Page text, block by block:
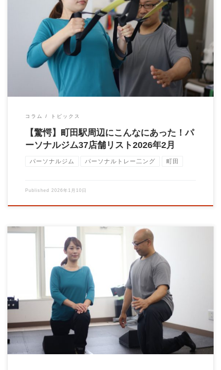
東京都町田市のパーソナルトレーニングジムBrainの大石です！
町田でベンチプレスするならBrain […]
コラム トピックス
【驚愕】町田駅周辺にこんなにあった！パ
ーソナルジム37店舗リスト2026年2月
パーソナルジム パーソナルトレー二ング 町田
Published 2026年1月10日
健康な毎日をつくる7つのセルフケア習慣 健康づくりというと、
「運動」だけを思い浮かべる方も多いかもし […]